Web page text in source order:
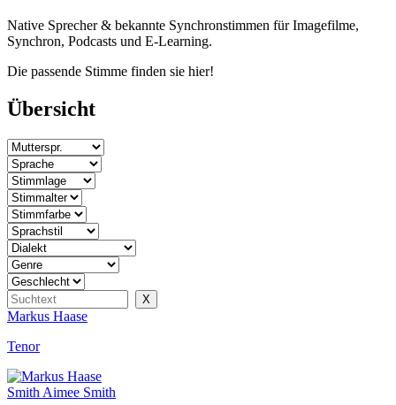
Native Sprecher & bekannte Synchronstimmen für Imagefilme,
Synchron, Podcasts und E-Learning.
Die passende Stimme finden sie hier!
Übersicht
Markus Haase
Tenor
Smith Aimee Smith